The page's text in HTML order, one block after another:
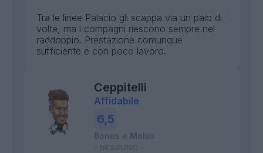
Tra le linee Palacio gli scappa via un paio di
volte, ma i compagni riescono sempre nel
raddoppio. Prestazione comunque
sufficiente e con poco lavoro.
Ceppitelli
Affidabile
6,5
Bonus e Malus